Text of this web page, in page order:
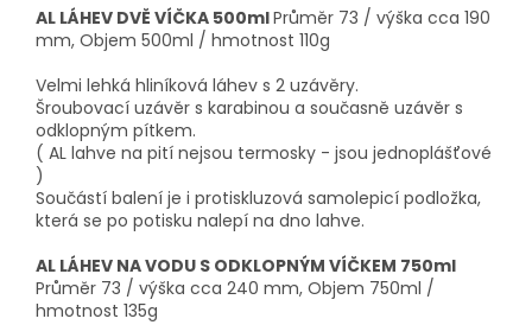
AL LÁHEV DVĚ VÍČKA 500mlPrůměr 73 / výška cca 190
mm, Objem 500ml / hmotnost 110g
Velmi lehká hliníková láhev s 2 uzávěry.
Šroubovací uzávěr s karabinou a současně uzávěr s
odklopným pítkem.
( AL lahve na pití nejsou termosky - jsou jednoplášťové
)
Součástí balení je i protiskluzová samolepicí podložka,
která se po potisku nalepí na dno lahve.
AL LÁHEV NA VODU S ODKLOPNÝM VÍČKEM 750ml
Průměr 73 / výška cca 240 mm, Objem 750ml /
hmotnost 135g